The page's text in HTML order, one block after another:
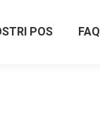
POS FAQ